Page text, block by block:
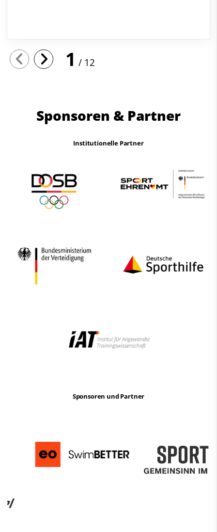
1 12
Sponsoren & Partner
Institutionelle Partner
Sponsoren und Partner